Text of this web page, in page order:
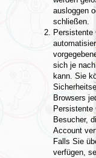
ausloggen
schließen.
Persistente
sich je
kann. Sie
Browsers
Persistente
Besucher,
Account
Falls Sie
verfügen,